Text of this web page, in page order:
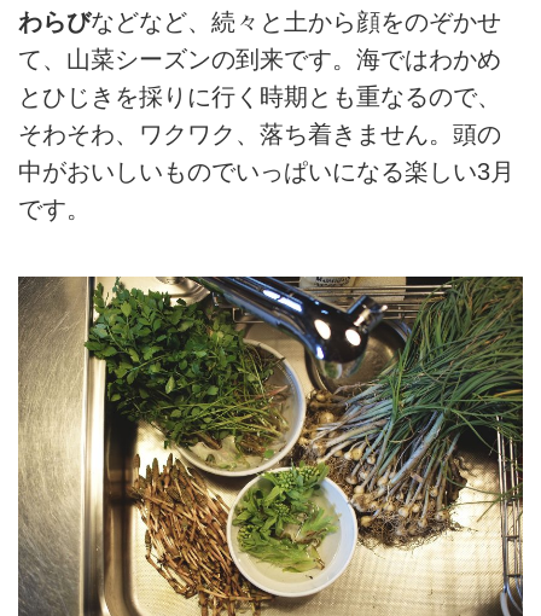
わらびなどなど、続々と土から顔をのぞかせ
て、山菜シーズンの到来です。海ではわかめ
とひじきを採りに行く時期とも重なるので、
そわそわ、ワクワク、落ち着きません。頭の
中がおいしいものでいっぱいになる楽しい3月
です。